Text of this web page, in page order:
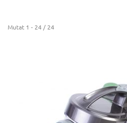
Mutat 1 - 24 / 24